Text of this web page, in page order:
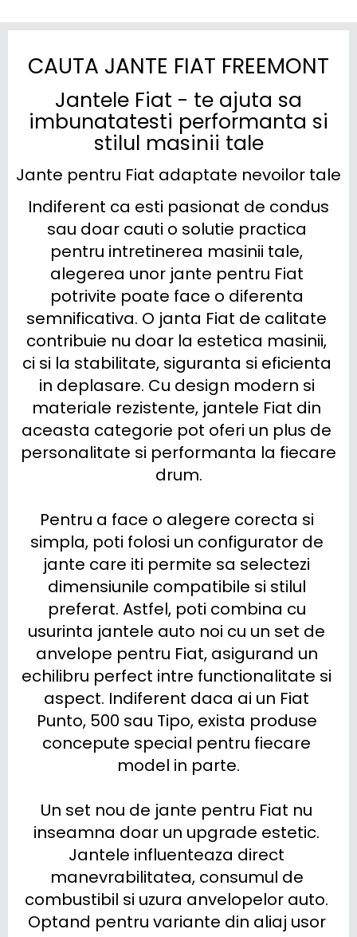
CAUTA JANTE FIAT FREEMONT
Jantele Fiat - te ajuta sa
imbunatatesti performanta si
stilul masinii tale
Jante pentru Fiat adaptate nevoilor tale
sau doar cauti o solutie practica
pentru intretinerea masinii tale,
alegerea unor jante pentru Fiat
potrivite poate face o diferenta
semnificativa. O janta Fiat de calitate
contribuie nu doar la estetica masinii,
ci si la stabilitate, siguranta si eficienta
in deplasare. Cu design modern si
materiale rezistente, jantele Fiat din
aceasta categorie pot oferi un plus de
personalitate si performanta la fiecare
drum.
Pentru a face o alegere corecta si
simpla, poti folosi un configurator de
jante care iti permite sa selectezi
dimensiunile compatibile si stilul
preferat. Astfel, poti combina cu
usurinta jantele auto noi cu un set de
anvelope pentru Fiat, asigurand un
echilibru perfect intre functionalitate si
aspect. Indiferent daca ai un Fiat
Punto, 500 sau Tipo, exista produse
concepute special pentru fiecare
model in parte.
Un set nou de jante pentru Fiat nu
inseamna doar un upgrade estetic.
Jantele influenteaza direct
manevrabilitatea, consumul de
combustibil si uzura anvelopelor auto.
Optand pentru variante din aliaj usor